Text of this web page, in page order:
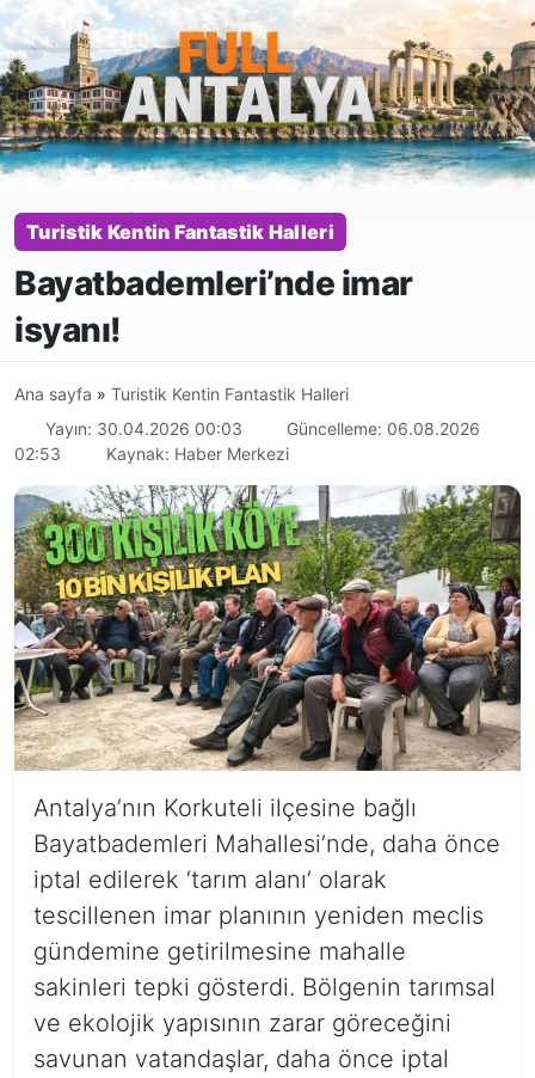
Turistik Kentin Fantastik Halleri
Bayatbademleri’nde imar
isyanı!
Ana sayfa » Turistik Kentin Fantastik Halleri
Yayın: 30.04.2026 00:03
Güncelleme: 06.08.2026
02:53
Kaynak: Haber Merkezi
Antalya’nın Korkuteli ilçesine bağlı
Bayatbademleri Mahallesi’nde, daha önce
iptal edilerek ‘tarım alanı’ olarak
tescillenen imar planının yeniden meclis
gündemine getirilmesine mahalle
sakinleri tepki gösterdi. Bölgenin tarımsal
ve ekolojik yapısının zarar göreceğini
savunan vatandaşlar, daha önce iptal